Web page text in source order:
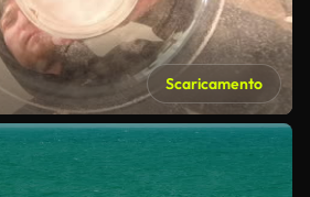
Scaricamento